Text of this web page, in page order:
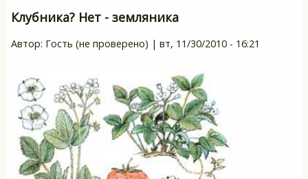
Клубника? Нет - земляника
Автор: Гость (не проверено) | вт, 11/30/2010 - 16:21